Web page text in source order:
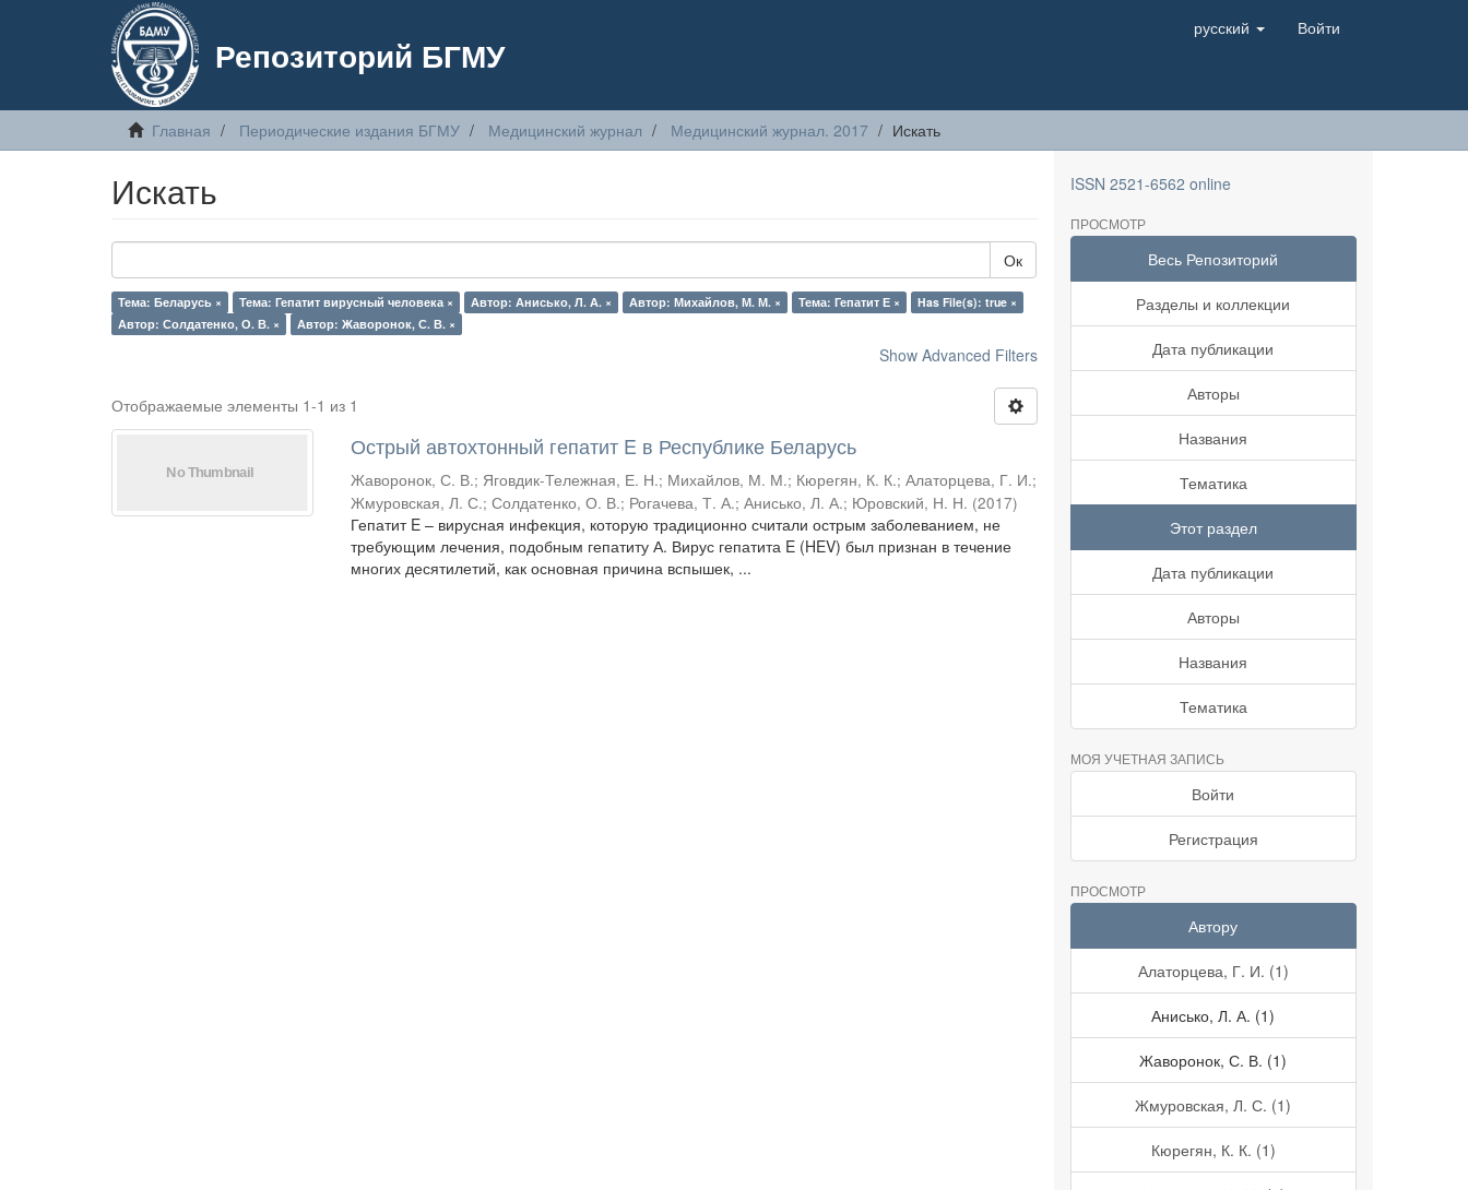
Репозиторий БГМУ
русский Войти
Главная Периодические издания БГМУ Медицинский журнал Медицинский журнал. 2017 Искать
Искать
Ок
Тема: Беларусь × Тема: Гепатит вирусный человека × Автор: Анисько, Л. А. × Автор: Михайлов, М. М. × Тема: Гепатит Е ×
Has File(s): true ×
Автор: Солдатенко, О. В. ×
Автор: Жаворонок, С. В. ×
Show Advanced Filters
Отображаемые элементы 1-1 из 1
Острый автохтонный гепатит E в Республике Беларусь
Жаворонок, С. В.; Яговдик-Тележная, Е. Н.; Михайлов, М. М.; Кюрегян, К. К.;Алаторцева, Г. И.;
Жмуровская, Л. С.;Солдатенко, О. В.; Рогачева, Т. А.;Анисько, Л. А.; Юровский, Н. Н. (2017)
Гепатит E – вирусная инфекция, которую традиционно считали острым заболеванием, не
требующим лечения, подобным гепатиту А. Вирус гепатита E (HEV) был признан в течение
многих десятилетий, как основная причина вспышек, ...
ISSN 2521-6562 online
ПРОСМОТР
Весь Репозиторий
Разделы и коллекции
Дата публикации
Авторы
Названия
Тематика
Этот раздел
Дата публикации
Авторы
Названия
Тематика
МОЯ УЧЕТНАЯ ЗАПИСЬ
Войти
Регистрация
ПРОСМОТР
Автору
Алаторцева, Г. И. (1)
Анисько, Л. А. (1)
Жаворонок, С. В. (1)
Жмуровская, Л. С. (1)
Кюрегян, К. К. (1)